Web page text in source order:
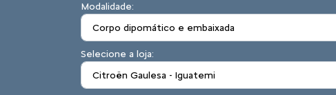
Modalidade:
Selecione a loja: